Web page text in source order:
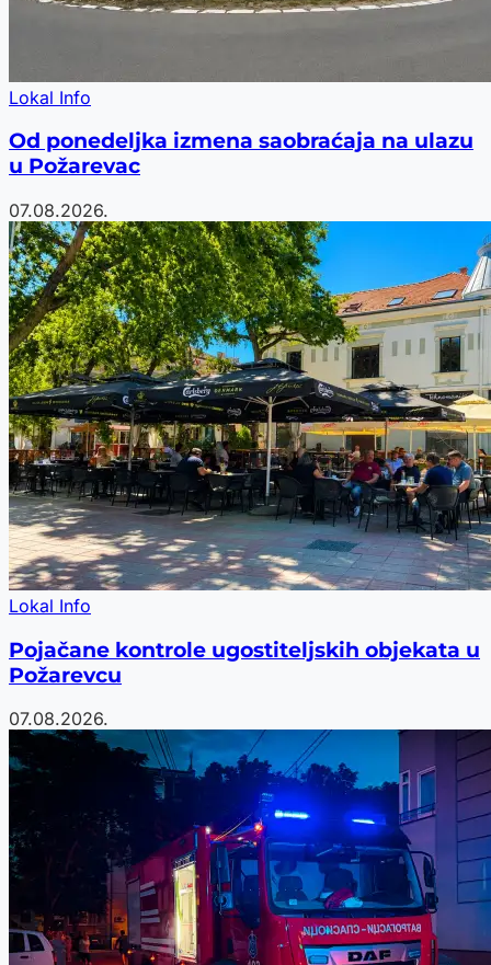
Lokal Info
Od ponedeljka izmena saobraćaja na ulazu
u Požarevac
07.08.2026.
Lokal Info
Pojačane kontrole ugostiteljskih objekata u
Požarevcu
07.08.2026.